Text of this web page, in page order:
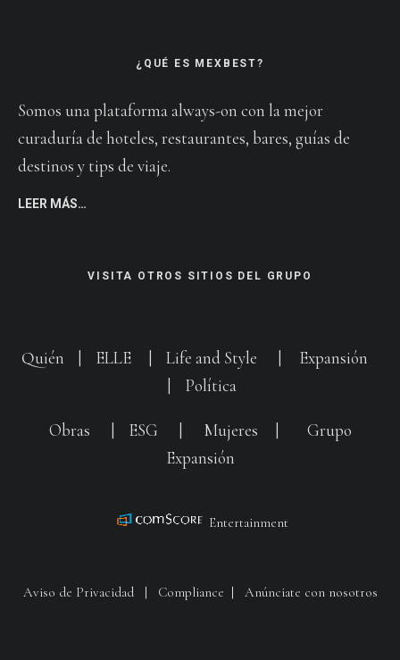
¿QUÉ ES MEXBEST?
Somos una plataforma always-on con la mejor
curaduría de hoteles, restaurantes, bares, guías de
destinos y tips de viaje.
LEER MÁS…
VISITA OTROS SITIOS DEL GRUPO
Quién ELLE Life and Style
Expansión
Política
Obras ESG Mujeres
Grupo
Expansión
Entertainment
Aviso de Privacidad| Compliance Anúnciate con nosotros